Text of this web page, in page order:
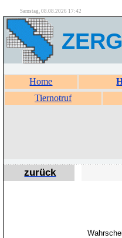
Samstag, 08.08.2026 17:42
ZERG
Home
Tiernotruf
zurück